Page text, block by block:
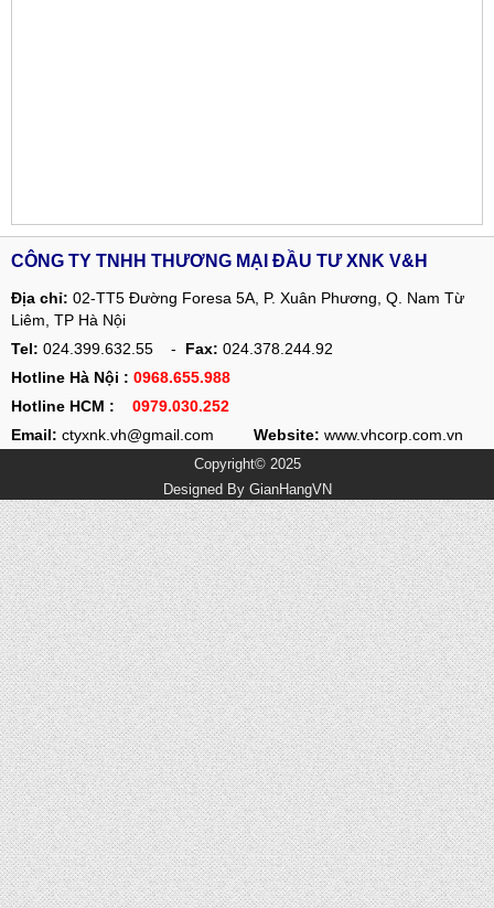
CÔNG TY TNHH THƯƠNG MẠI ĐẦU TƯ XNK V&H
Địa chỉ: 02-TT5 Đường Foresa 5A, P. Xuân Phương, Q. Nam Từ
Liêm, TP Hà Nội
Tel: 024.399.632.55 - Fax: 024.378.244.92
Hotline Hà Nội : 0968.655.988
Hotline HCM :
0979.030.252
Email: ctyxnk.vh@gmail.com Website: www.vhcorp.com.vn
Copyright© 2025
Designed By GianHangVN